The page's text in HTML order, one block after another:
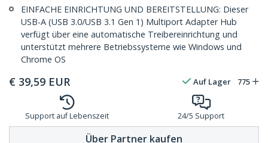
EINFACHE EINRICHTUNG UND BEREITSTELLUNG: Dieser
USB-A (USB 3.0/USB 3.1 Gen 1) Multiport Adapter Hub
verfügt über eine automatische Treibereinrichtung und
unterstützt mehrere Betriebssysteme wie Windows und
Chrome OS
€ 39,59 EUR Auf Lager 775
Support auf Lebenszeit 24/5 Support
Über Partner kaufen